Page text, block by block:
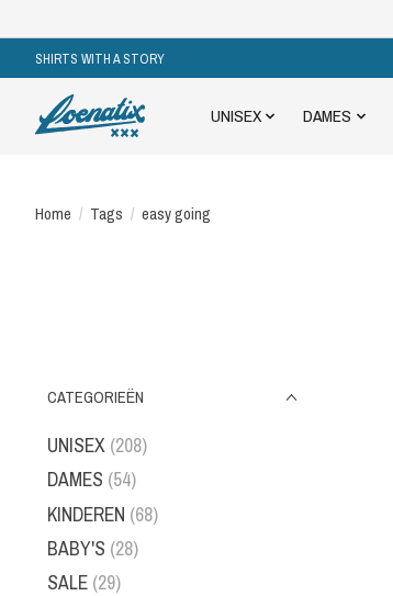
SHIRTS WITH A STORY
UNISEX DAMES
Home / Tags / easy going
CATEGORIEËN
UNISEX (208)
DAMES (54)
KINDEREN (68)
BABY'S (28)
SALE (29)